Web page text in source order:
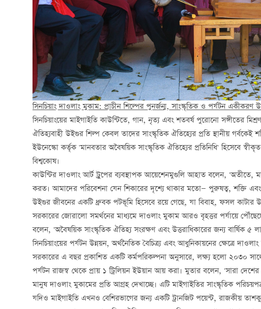
সিনচিয়াং দাওলাং মুকাম:প্রাচীন শিল্পের পুনর্জন্ম,সাংস্কৃতিক ও পর্যটন একীকরণ
সিনচিয়াংয়ের মাইগাইতি কাউন্টিতে, গান, নৃত্য এবং শতবর্ষ পুরোনো সঙ্গীতের
ঐতিহ্যবাহী উইগুর শিল্প কেবল তাদের সাংস্কৃতিক ঐতিহ্যের প্রতি স্থানীয়
ইউনেস্কো কর্তৃক 'মানবতার অবৈষয়িক সাংস্কৃতিক ঐতিহ্যের প্রতিনিধি' হিসেবে
বিশ্বকোষ।
কাউন্টির দাওলাং আর্ট ট্রুপের ব্যবস্থাপক আয়েশেনমুগুলি আহাত বলেন, 'অতীতে,
করত। আমাদের পরিবেশনা যেন শিকারের দৃশ্যে থাকার মতো— পুরুষত্ব, শক্তি
উইগুর জীবনের একটি ধ্রুবক পটভূমি হিসেবে রয়ে গেছে, যা বিবাহ, ফসল কাটার
সরকারের জোরালো সমর্থনের মাধ্যমে দাওলাং মুকাম আরও বৃহত্তর পর্যায়ে
বলেন, 'অবৈষয়িক সাংস্কৃতিক ঐতিহ্য সংরক্ষণ এবং উত্তরাধিকারের জন্য বার্ষিক ৫
সিনচিয়াংয়ের পর্যটন উন্নয়ন, অর্থনৈতিক বৈচিত্র্য এবং আধুনিকায়নের ক্ষেত্রে
সরকারের এ বছর প্রকাশিত একটি কর্মপরিকল্পনা অনুসারে, লক্ষ্য হলো ২০৩০
পর্যটন রাজস্ব থেকে প্রায় ১ ট্রিলিয়ন ইউয়ান আয় করা। মুতার বলেন, 'সারা
মানুষ দাওলাং মুকামের প্রতি আগ্রহ দেখাচ্ছে। এটি মাইগাইতির সাংস্কৃতিক
যদিও মাইগাইতি এখনও বেশিরভাগের জন্য একটি ট্রানজিট পয়েন্ট, রাজকীয়